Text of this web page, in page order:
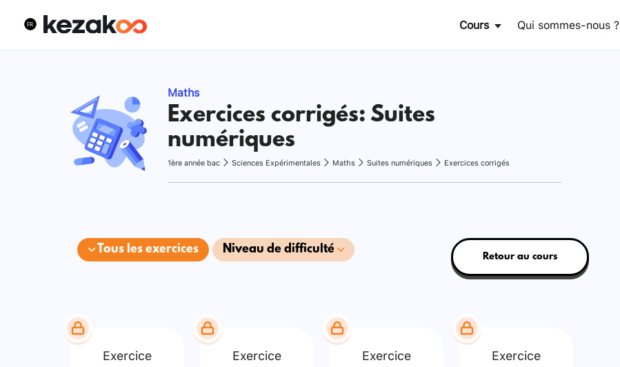
Cours Qui sommes-nous ?
Maths
Exercices corrigés: Suites
numériques
1ère année bac Sciences Expérimentales Maths Suites numériques Exercices corrigés
Tous les exercices Niveau de difficulté
Retour au cours
Exercice Exercice Exercice Exercice